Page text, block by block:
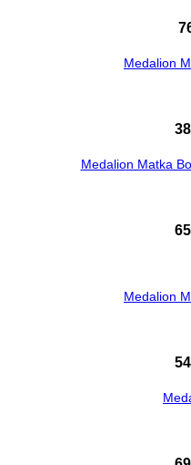
Medalion
Medalion Matka
Medalion